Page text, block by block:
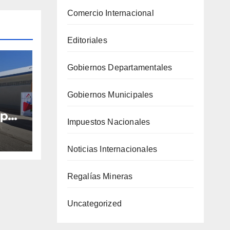
Comercio Internacional
Editoriales
Gobiernos Departamentales
Gobiernos Municipales
Impuestos Nacionales
Noticias Internacionales
Regalías Mineras
Uncategorized